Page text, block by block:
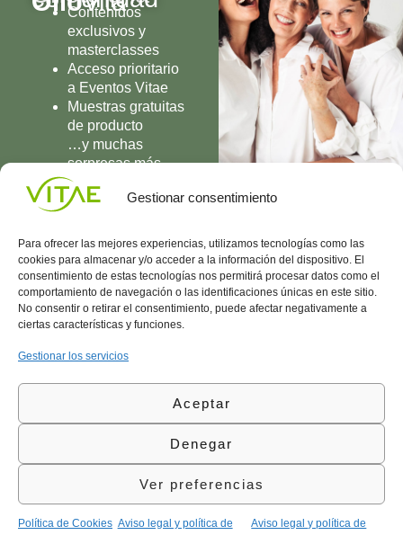
Gestionar consentimiento
Para ofrecer las mejores experiencias, utilizamos tecnologías como las
cookies para almacenar y/o acceder a la información del dispositivo. El
consentimiento de estas tecnologías nos permitirá procesar datos como el
comportamiento de navegación o las identificaciones únicas en este sitio.
No consentir o retirar el consentimiento, puede afectar negativamente a
ciertas características y funciones.
Gestionar los servicios
Aceptar
Denegar
Ver preferencias
Política de Cookies Aviso legal y política de Aviso legal y política de
Contenidos
exclusivos y
masterclasses
Acceso prioritario
a Eventos Vitae
Muestras gratuitas
de producto
…y muchas
sorpresas más
UNIRME
Conocenos
Vitae
l
Área
Política
de
Política
Calidad
(+34)
935
©Vitae Health Innovation S.L. Todos los derechos